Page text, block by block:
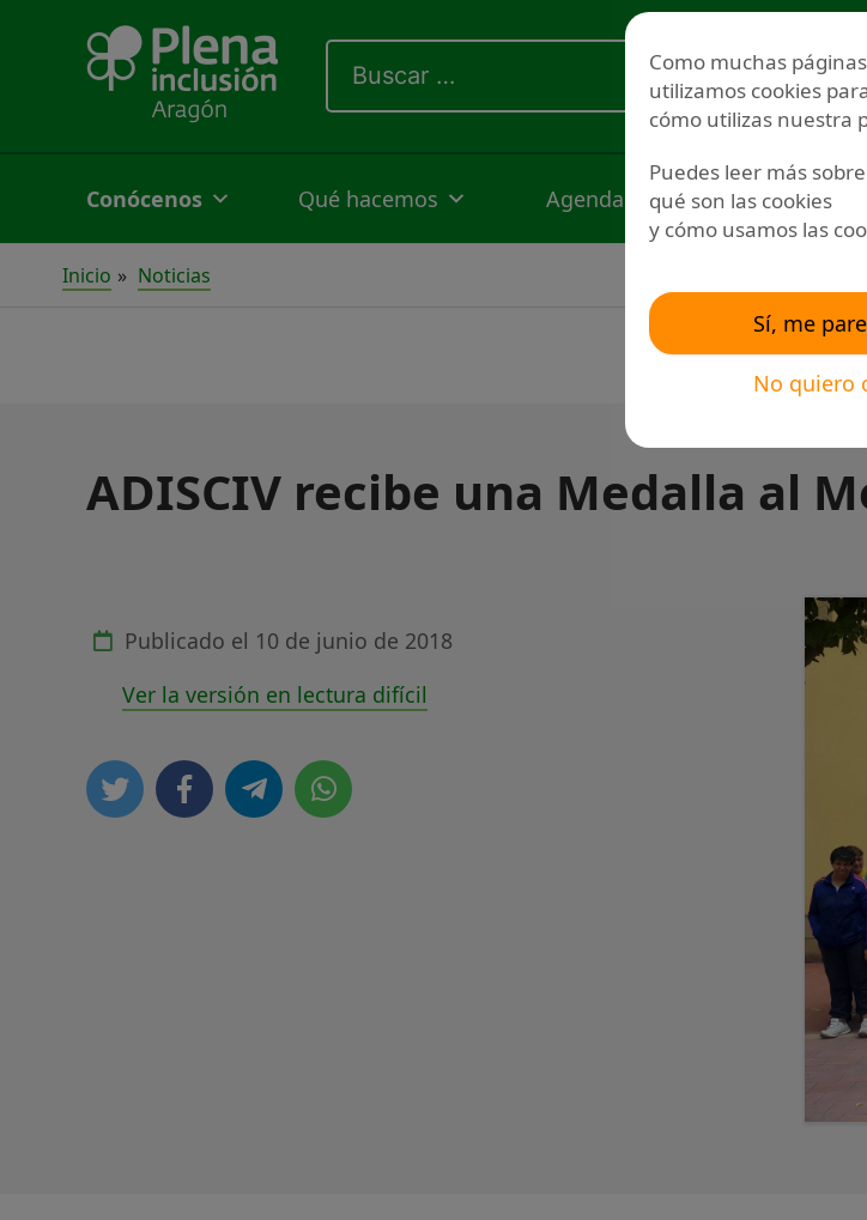
contenido
por:
Conócenos Qué hacemos Agenda Noticias
Inicio Noticias
ADISCIV recibe una Medalla al
Publicado el 10 de junio de 2018
Ver la versión en lectura difícil
Como muchas
utilizamos cookies
cómo utilizas nuestra
Puedes leer más sobre
qué son las cookies
y cómo usamos las
Sí, me
No quiero